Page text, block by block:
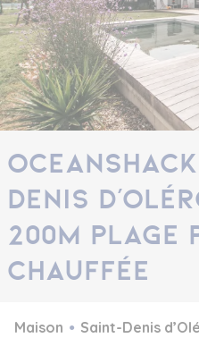
Denis
200m plage
chauffée
Maison Saint-Denis